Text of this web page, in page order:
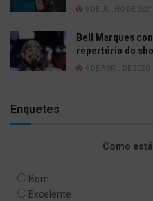
9 DE JULHO DE 2021
Bell Marques
repertório do
6 DE ABRIL DE 2020
Enquetes
Como
Bom
Excelente